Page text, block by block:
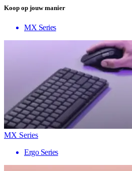
Koop op jouw manier
MX Series
MX Series
Ergo Series